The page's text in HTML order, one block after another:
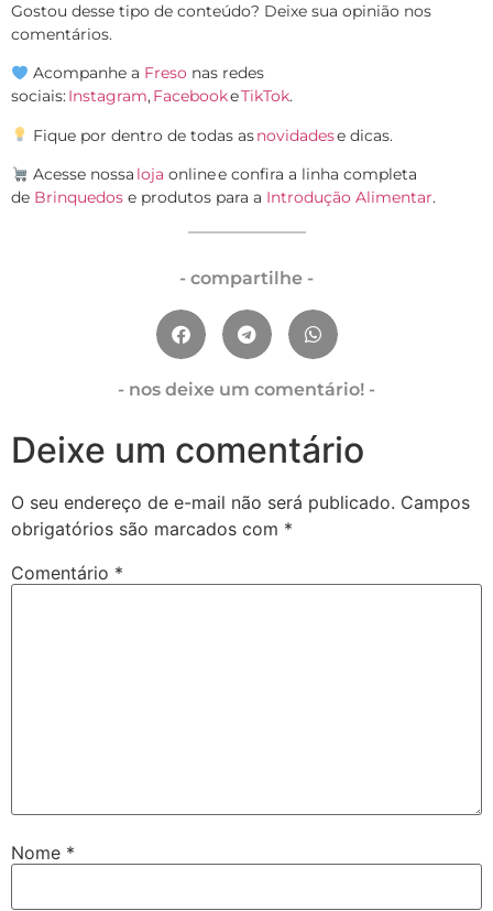
Gostou desse tipo de conteúdo? Deixe sua opinião nos
comentários.
Acompanhe a Freso nas redes
sociais:Instagram,FacebookeTikTok.
Fique por dentro de todas asnovidadese dicas.
Acesse nossa loja online e confira a linha completa
de Brinquedos e produtos para a Introdução Alimentar.
- compartilhe -
- nos deixe um comentário! -
Deixe um comentário
O seu endereço de e-mail não será publicado. Campos
obrigatórios são marcados com *
Comentário *
Nome *